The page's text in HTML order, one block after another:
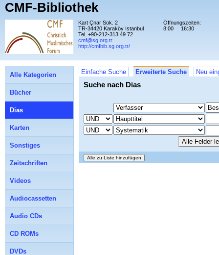
CMF-Bibliothek
Kart Çnar Sok. 2
TR-34420 Karaköy Istanbul
Tel. +90-212-313 49 72
cmf@sg.org.tr
http://cmfbib.sg.org.tr/
Öffnungszeiten:
8:00
16:30
Einfache Suche Erweiterte Suche Neu
Suche nach Dias
Alle Kategorien
Bücher
Dias
Karten
Sonstiges
Zeitschriften
Videos
Audiocassetten
Audio CDs
CD ROMs
DVDs